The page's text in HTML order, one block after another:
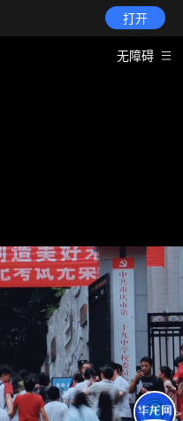
打开
无障碍